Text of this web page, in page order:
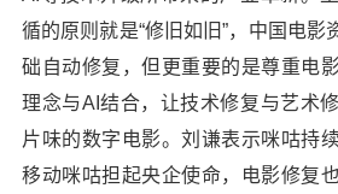
循的原则就是“修旧如旧”，中国电影
础自动修复，但更重要的是尊重电
理念与AI结合，让技术修复与艺术
片味的数字电影。刘谦表示咪咕持
移动咪咕担起央企使命，电影修复